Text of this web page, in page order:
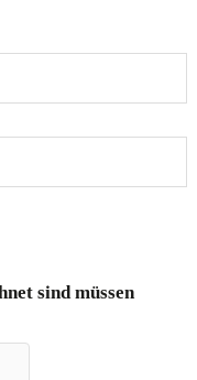
sind müssen